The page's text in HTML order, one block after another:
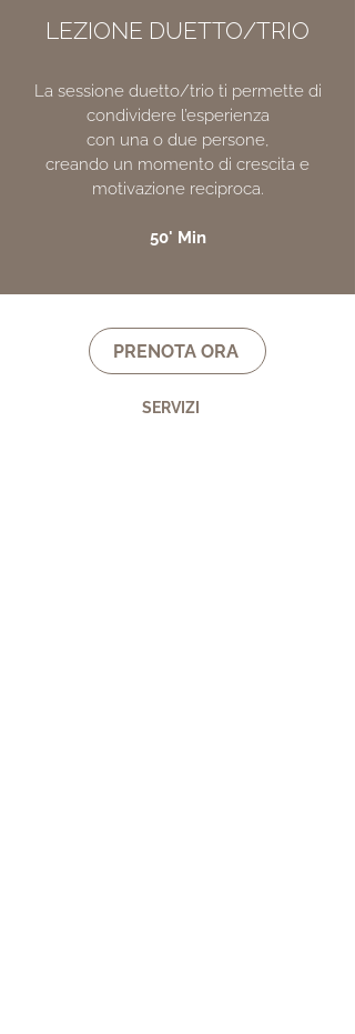
LEZIONE DUETTO/TRIO
La sessione duetto/trio ti permette di
condividere l’esperienza
con una o due persone,
creando un momento di crescita e
motivazione reciproca.
50' Min
PRENOTA ORA
SERVIZI